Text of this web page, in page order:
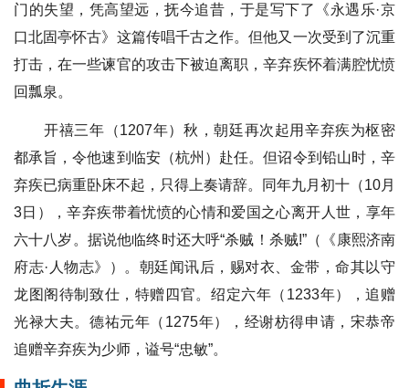
门的失望，凭高望远，抚今追昔，于是写下了《永遇乐·京
口北固亭怀古》这篇传唱千古之作。但他又一次受到了沉重
打击，在一些谏官的攻击下被迫离职，辛弃疾怀着满腔忧愤
回瓢泉。
开禧三年（1207年）秋，朝廷再次起用辛弃疾为枢密
都承旨，令他速到临安（杭州）赴任。但诏令到铅山时，辛
弃疾已病重卧床不起，只得上奏请辞。同年九月初十（10月
3日），辛弃疾带着忧愤的心情和爱国之心离开人世，享年
六十八岁。据说他临终时还大呼“杀贼！杀贼!”（《康熙济南
府志·人物志》）。朝廷闻讯后，赐对衣、金带，命其以守
龙图阁待制致仕，特赠四官。绍定六年（1233年），追赠
光禄大夫。德祐元年（1275年），经谢枋得申请，宋恭帝
追赠辛弃疾为少师，谥号“忠敏”。